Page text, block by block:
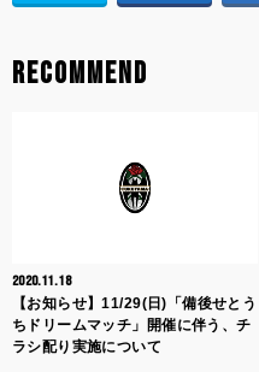
RECOMMEND
2020.11.18
【お知らせ】11/29(日)「備後せとう
ちドリームマッチ」開催に伴う、チ
ラシ配り実施について